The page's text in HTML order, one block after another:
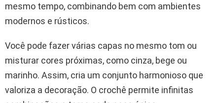
mesmo tempo, combinando bem com ambientes
modernos e rústicos.
Você pode fazer várias capas no mesmo tom ou
misturar cores próximas, como cinza, bege ou
marinho. Assim, cria um conjunto harmonioso que
valoriza a decoração. O crochê permite infinitas